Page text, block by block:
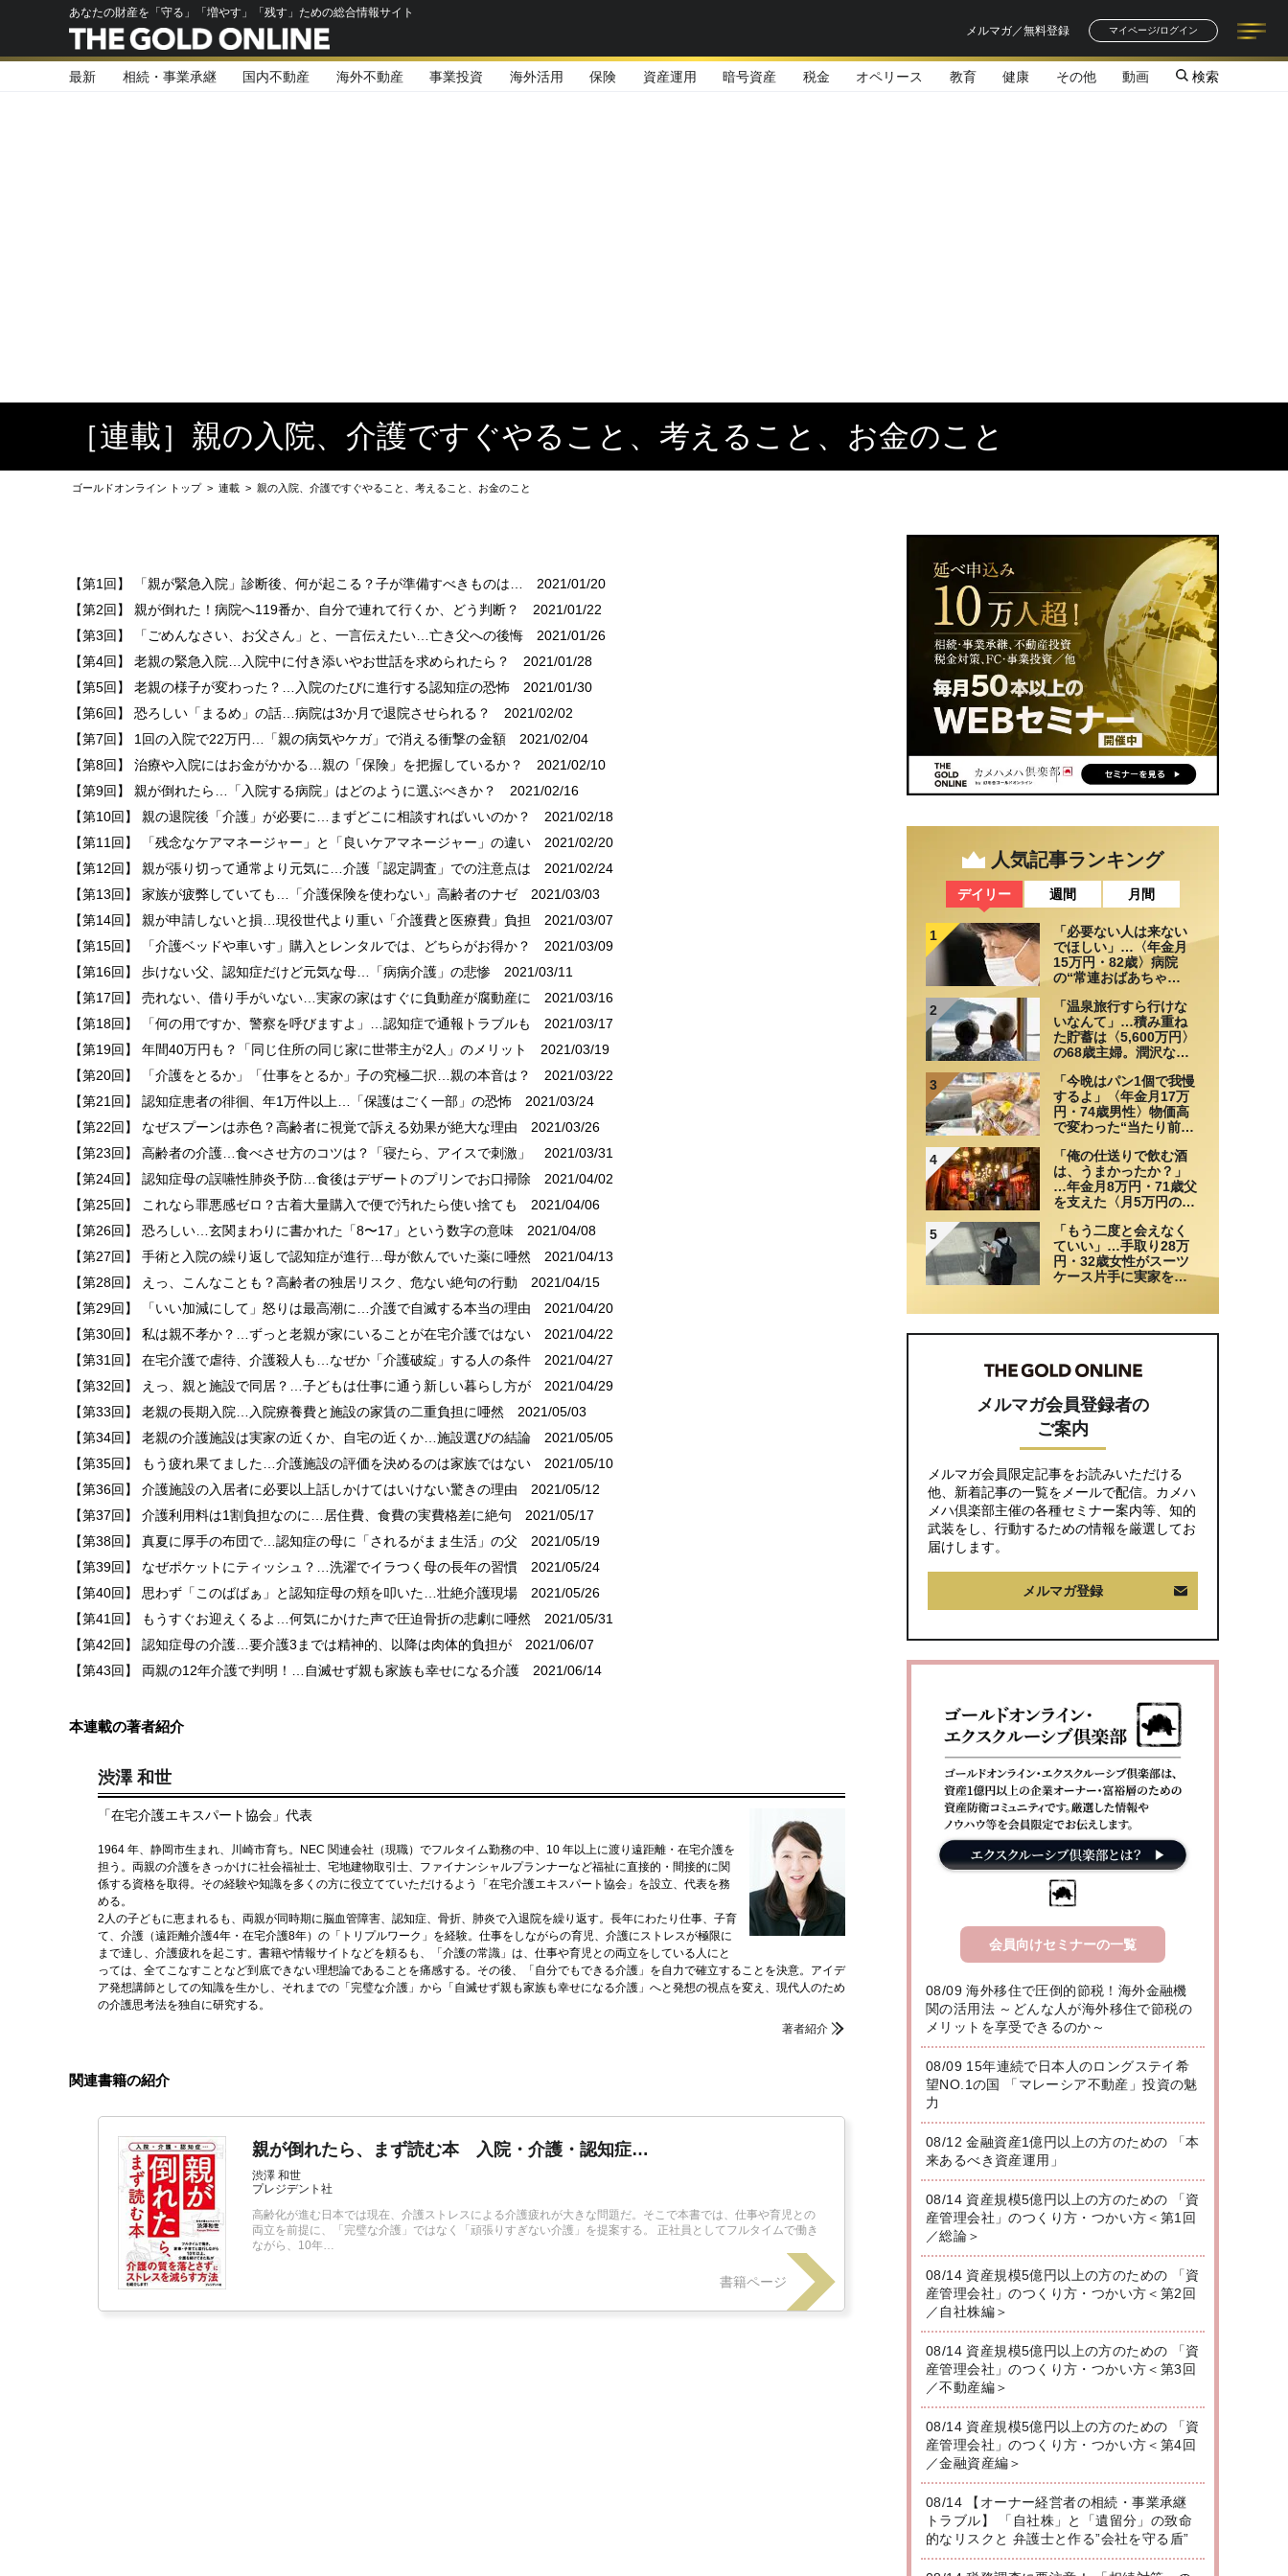
あなたの財産を「守る」「増やす」「残す」ための総合情報サイト
メルマガ／無料登録
マイページ/ログイン
記事一覧
著者一覧
最新 相続・事業承継 国内不動産 海外不動産 事業投資 海外活用 保険 資産運用 暗号資産 税金 オペリース 教育 健康 その他 動画 検索
［連載］親の入院、介護ですぐやること、考えること、お金のこと
ゴールドオンライン トップ > 連載 > 親の入院、介護ですぐやること、考えること、お金のこと
【第1回】 「親が緊急入院」診断後、何が起こる？子が準備すべきものは…
2021/01/20
【第2回】 親が倒れた！病院へ119番か、自分で連れて行くか、どう判断？
2021/01/22
【第3回】 「ごめんなさい、お父さん」と、一言伝えたい…亡き父への後悔 2021/01/26
【第4回】 老親の緊急入院…入院中に付き添いやお世話を求められたら？
2021/01/28
【第5回】 老親の様子が変わった？…入院のたびに進行する認知症の恐怖 2021/01/30
【第6回】 恐ろしい「まるめ」の話…病院は3か月で退院させられる？
2021/02/02
【第7回】 1回の入院で22万円…「親の病気やケガ」で消える衝撃の金額 2021/02/04
【第8回】 治療や入院にはお金がかかる…親の「保険」を把握しているか？
2021/02/10
【第9回】 親が倒れたら…「入院する病院」はどのように選ぶべきか？
2021/02/16
【第10回】 親の退院後「介護」が必要に…まずどこに相談すればいいのか？
2021/02/18
【第11回】 「残念なケアマネージャー」と「良いケアマネージャー」の違い 2021/02/20
【第12回】 親が張り切って通常より元気に…介護「認定調査」での注意点は 2021/02/24
【第13回】 家族が疲弊していても…「介護保険を使わない」高齢者のナゼ2021/03/03
【第14回】 親が申請しないと損…現役世代より重い「介護費と医療費」負担
2021/03/07
【第15回】 「介護ベッドや車いす」購入とレンタルでは、どちらがお得か？
2021/03/09
【第16回】 歩けない父、認知症だけど元気な母…「病病介護」の悲惨 2021/03/11
【第17回】 売れない、借り手がいない…実家の家はすぐに負動産が腐動産に
2021/03/16
【第18回】 「何の用ですか、警察を呼びますよ」…認知症で通報トラブルも
2021/03/17
【第19回】 年間40万円も？「同じ住所の同じ家に世帯主が2人」のメリット
2021/03/19
【第20回】 「介護をとるか」「仕事をとるか」子の究極二択…親の本音は？
2021/03/22
【第21回】 認知症患者の徘徊、年1万件以上…「保護はごく一部」の恐怖 2021/03/24
【第22回】 なぜスプーンは赤色？高齢者に視覚で訴える効果が絶大な理由 2021/03/26
【第23回】 高齢者の介護…食べさせ方のコツは？「寝たら、アイスで刺激」
2021/03/31
【第24回】 認知症母の誤嚥性肺炎予防…食後はデザートのプリンでお口掃除 2021/04/02
【第25回】 これなら罪悪感ゼロ？古着大量購入で便で汚れたら使い捨ても
2021/04/06
【第26回】 恐ろしい…玄関まわりに書かれた「8〜17」という数字の意味 2021/04/08
【第27回】 手術と入院の繰り返しで認知症が進行…母が飲んでいた薬に唖然 2021/04/13
【第28回】 えっ、こんなことも？高齢者の独居リスク、危ない絶句の行動 2021/04/15
【第29回】 「いい加減にして」怒りは最高潮に…介護で自滅する本当の理由 2021/04/20
【第30回】 私は親不孝か？…ずっと老親が家にいることが在宅介護ではない 2021/04/22
【第31回】 在宅介護で虐待、介護殺人も…なぜか「介護破綻」する人の条件 2021/04/27
【第32回】 えっ、親と施設で同居？…子どもは仕事に通う新しい暮らし方が 2021/04/29
【第33回】 老親の長期入院…入院療養費と施設の家賃の二重負担に唖然 2021/05/03
【第34回】 老親の介護施設は実家の近くか、自宅の近くか…施設選びの結論 2021/05/05
【第35回】 もう疲れ果てました…介護施設の評価を決めるのは家族ではない 2021/05/10
【第36回】 介護施設の入居者に必要以上話しかけてはいけない驚きの理由 2021/05/12
【第37回】 介護利用料は1割負担なのに…居住費、食費の実費格差に絶句 2021/05/17
【第38回】 真夏に厚手の布団で…認知症の母に「されるがまま生活」の父 2021/05/19
【第39回】 なぜポケットにティッシュ？…洗濯でイラつく母の長年の習慣 2021/05/24
【第40回】 思わず「このばばぁ」と認知症母の頬を叩いた…壮絶介護現場 2021/05/26
【第41回】 もうすぐお迎えくるよ…何気にかけた声で圧迫骨折の悲劇に唖然 2021/05/31
【第42回】 認知症母の介護…要介護3までは精神的、以降は肉体的負担が 2021/06/07
【第43回】 両親の12年介護で判明！…自滅せず親も家族も幸せになる介護 2021/06/14
本連載の著者紹介
渋澤 和世
「在宅介護エキスパート協会」代表
1964 年、静岡市生まれ、川崎市育ち。NEC 関連会社（現職）でフルタイム勤務の中、10 年以上に渡り遠距離・在宅介護を
担う。両親の介護をきっかけに社会福祉士、宅地建物取引士、ファイナンシャルプランナーなど福祉に直接的・間接的に関
係する資格を取得。その経験や知識を多くの方に役立てていただけるよう「在宅介護エキスパート協会」を設立、代表を務
める。
2人の子どもに恵まれるも、両親が同時期に脳血管障害、認知症、骨折、肺炎で入退院を繰り返す。長年にわたり仕事、子育
て、介護（遠距離介護4年・在宅介護8年）の「トリプルワーク」を経験。仕事をしながらの育児、介護にストレスが極限に
まで達し、介護疲れを起こす。書籍や情報サイトなどを頼るも、「介護の常識」は、仕事や育児との両立をしている人にと
っては、全てこなすことなど到底できない理想論であることを痛感する。その後、「自分でもできる介護」を自力で確立することを決意。アイデ
ア発想講師としての知識を生かし、それまでの「完璧な介護」から「自滅せず親も家族も幸せになる介護」へと発想の視点を変え、現代人のため
の介護思考法を独自に研究する。
著者紹介
関連書籍の紹介
親が倒れたら、まず読む本 入院・介護・認知症…
渋澤 和世
プレジデント社
高齢化が進む日本では現在、介護ストレスによる介護疲れが大きな問題だ。そこで本書では、仕事や育児との
両立を前提に、「完璧な介護」ではなく「頑張りすぎない介護」を提案する。 正社員としてフルタイムで働き
ながら、10年…
書籍ページ
人気記事ランキング
デイリー 週間 月間
1
「必要ない人は来ない
でほしい」…〈年金月
15万円・82歳〉病院
の“常連おばあちゃ
社員の本音。それでも
通い続ける理由
2
「温泉旅行すら行けな
いなんて」…積み重ね
た貯蓄は〈5,600万円〉
の68歳主婦。潤沢な老
「馬鹿だった」肩を落
とす理由
3
「今晩はパン1個で我慢
するよ」〈年金月17万
円・74歳男性〉物価高
で変わった“当たり前の
4
「俺の仕送りで飲む酒
は、うまかったか？」
…年金月8万円・71歳父
を支えた〈月5万円の援
5
「もう二度と会えなく
ていい」…手取り28万
円・32歳女性がスーツ
ケース片手に実家を飛
メルマガ会員登録者の
ご案内
メルマガ会員限定記事をお読みいただける
他、新着記事の一覧をメールで配信。カメハ
メハ倶楽部主催の各種セミナー案内等、知的
武装をし、行動するための情報を厳選してお
届けします。
メルマガ登録
会員向けセミナーの一覧
08/09 海外移住で圧倒的節税！海外金融機
関の活用法 ～どんな人が海外移住で節税の
メリットを享受できるのか～
08/09 15年連続で日本人のロングステイ希
望NO.1の国 「マレーシア不動産」投資の魅
力
08/12 金融資産1億円以上の方のための 「本
来あるべき資産運用」
08/14 資産規模5億円以上の方のための 「資
産管理会社」のつくり方・つかい方＜第1回
／総論＞
08/14 資産規模5億円以上の方のための 「資
産管理会社」のつくり方・つかい方＜第2回
／自社株編＞
08/14 資産規模5億円以上の方のための 「資
産管理会社」のつくり方・つかい方＜第3回
／不動産編＞
08/14 資産規模5億円以上の方のための 「資
産管理会社」のつくり方・つかい方＜第4回
／金融資産編＞
08/14 【オーナー経営者の相続・事業承継
トラブル】 「自社株」と「遺留分」の致命
的なリスクと 弁護士と作る”会社を守る盾”